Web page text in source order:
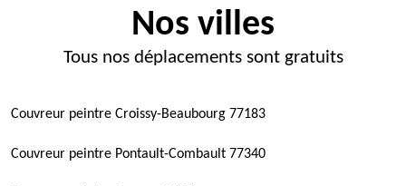
Nos villes
Tous nos déplacements sont gratuits
Couvreur peintre Croissy-Beaubourg 77183
Couvreur peintre Pontault-Combault 77340